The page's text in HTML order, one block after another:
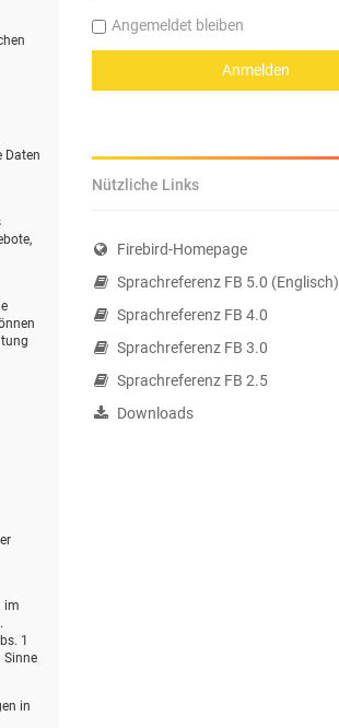
Daten
im
1
Sinne
in
Angemeldet bleiben
Nützliche Links
Firebird-Homepage
Sprachreferenz FB 5.0 (Englisch)
Sprachreferenz FB 4.0
Sprachreferenz FB 3.0
Sprachreferenz FB 2.5
Downloads